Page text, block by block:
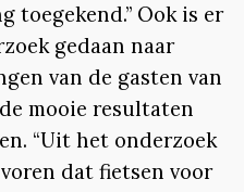
toegekend.” Ook is er
gedaan naar
van de gasten van
mooie resultaten
“Uit het onderzoek
dat fietsen voor